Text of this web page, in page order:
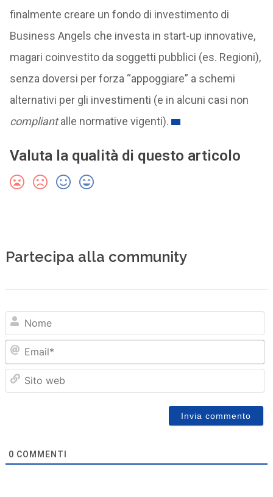
finalmente creare un fondo di investimento di
Business Angels che investa in start-up innovative,
magari coinvestito da soggetti pubblici (es. Regioni),
senza doversi per forza “appoggiare” a schemi
alternativi per gli investimenti (e in alcuni casi non
compliantalle normative vigenti).
Valuta la qualità di questo articolo
Partecipa alla community
0 COMMENTI